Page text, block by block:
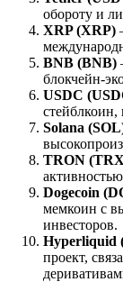
обороту и
XRP (XRP)
BNB (BNB)
блокчейн-
USDC
Solana
TRON
Dogecoin
мемкоин с
инвесторов.
Hyperliquid
проект,